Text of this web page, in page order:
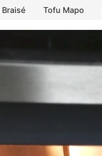
Braisé Tofu Mapo